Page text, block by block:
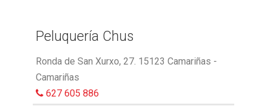
Peluquería Chus
Ronda de San Xurxo, 27. 15123 Camariñas -
Camariñas
627 605 886